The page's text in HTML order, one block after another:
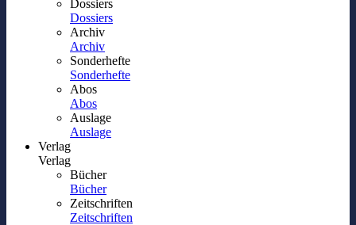
Dossiers
Dossiers
Archiv
Archiv
Sonderhefte
Sonderhefte
Abos
Abos
Auslage
Auslage
Verlag
Verlag
Bücher
Bücher
Zeitschriften
Zeitschriften